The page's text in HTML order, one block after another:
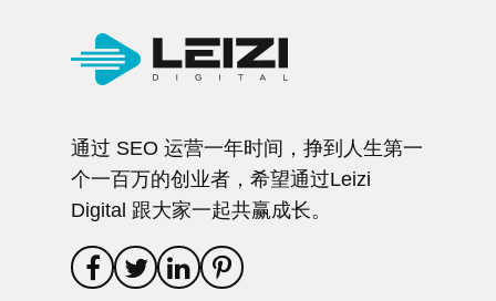
Digital 跟大家一起共赢成长。
Leizi 的服务内容
培训式建站
SEO 服务